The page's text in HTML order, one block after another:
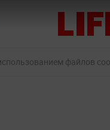
файлов